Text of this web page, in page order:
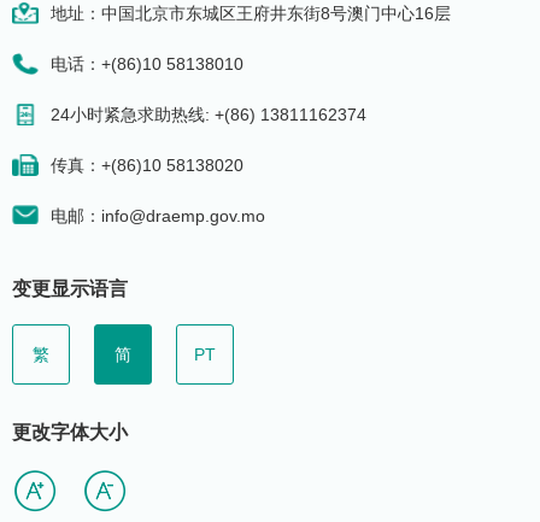
地址：中国北京市东城区王府井东街8号澳门中心16层
电话：+(86)10 58138010
24小时紧急求助热线: +(86) 13811162374
传真：+(86)10 58138020
电邮：info@draemp.gov.mo
变更显示语言
繁 简 PT
更改字体大小